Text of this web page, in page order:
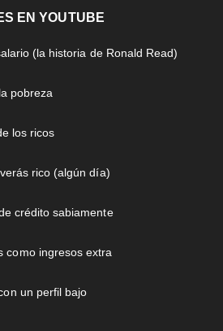
EN YOUTUBE
(la historia de Ronald Read)
pobreza
los ricos
rico (algún día)
crédito sabiamente
como ingresos extra
un perfil bajo